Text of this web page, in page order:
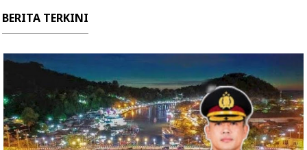
BERITA TERKINI